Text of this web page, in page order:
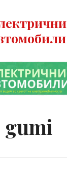
gumi